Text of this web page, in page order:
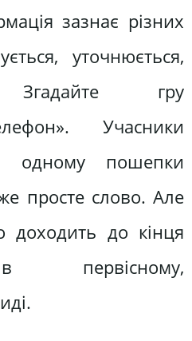
зазнає різних
уточнюється,
Згадайте гру
Учасники
одному пошепки
просте слово. Але
доходить до кінця
первісному,